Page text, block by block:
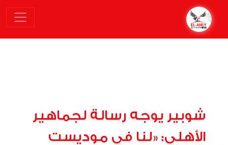
شوبير يوجه رسالة لجماهير
الأهلي: «لنا في موديست